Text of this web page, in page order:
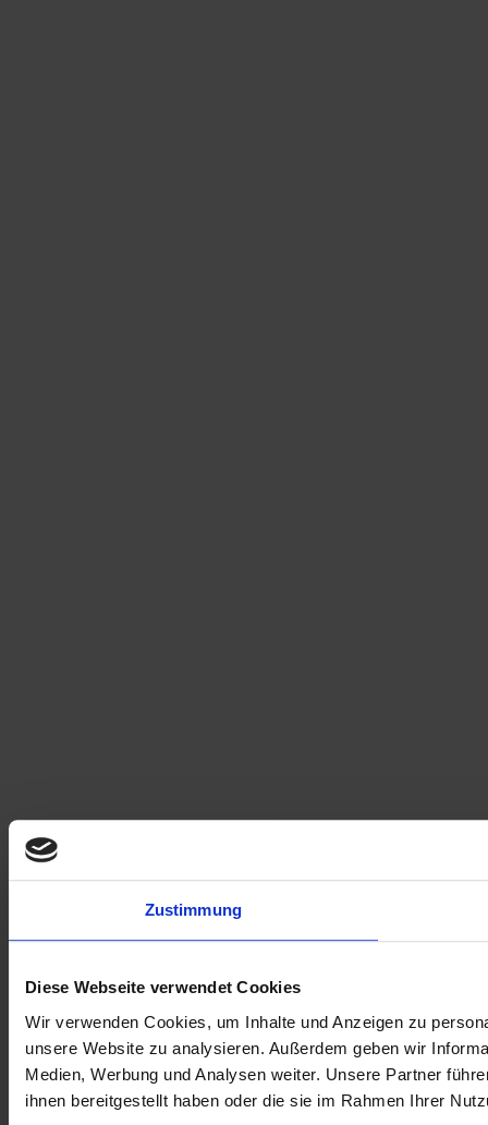
Zustimmung
Diese Webseite verwendet Cookies
Wir verwenden Cookies, um Inhalte und Anzeigen zu
unsere Website zu analysieren. Außerdem geben wir
Medien, Werbung und Analysen weiter. Unsere Partner
ihnen bereitgestellt haben oder die sie im Rahmen Ihrer